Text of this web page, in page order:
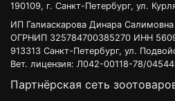
190109, г. Санкт-Петербург, ул.
ИП Галиаскарова Динара Салимовна
ОГРНИП 325784700385270 ИНН
913313 Санкт-Петербург, ул.
Вет. лицензия: Л042-00118-78/
Партнёрская сеть